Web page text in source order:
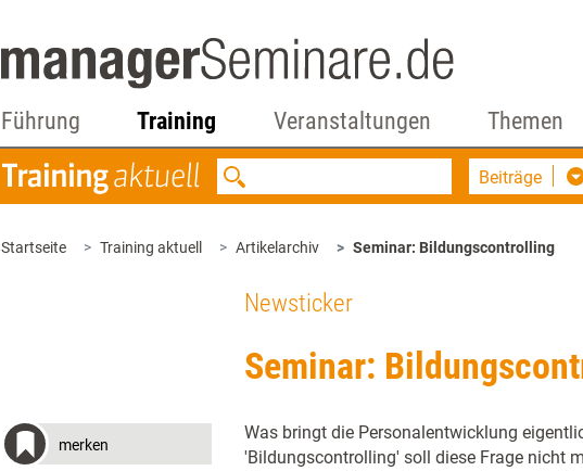
Führung Training Veranstaltungen Themen
Beiträge
Startseite Training aktuell Artikelarchiv Seminar: Bildungscontrolling
Newsticker
Seminar:
merken
Was bringt die Personalentwicklung
'Bildungscontrolling' soll diese Frage nicht